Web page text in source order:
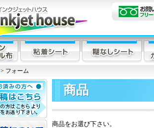
> フォーム
商品
商品をお選び下さい。